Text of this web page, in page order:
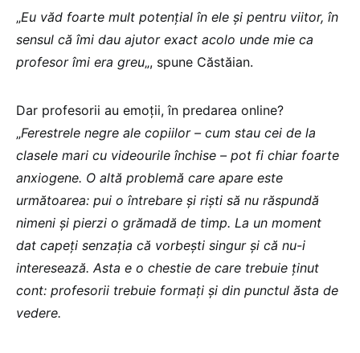
„Eu văd foarte mult potențial în ele și pentru viitor, în
sensul că îmi dau ajutor exact acolo unde mie ca
profesor îmi era greu„, spune Căstăian.
Dar profesorii au emoții, în predarea online?
„Ferestrele negre ale copiilor – cum stau cei de la
clasele mari cu videourile închise – pot fi chiar foarte
anxiogene. O altă problemă care apare este
următoarea: pui o întrebare și riști să nu răspundă
nimeni și pierzi o grămadă de timp. La un moment
dat capeți senzația că vorbești singur și că nu-i
interesează. Asta e o chestie de care trebuie ținut
cont: profesorii trebuie formați și din punctul ăsta de
vedere.